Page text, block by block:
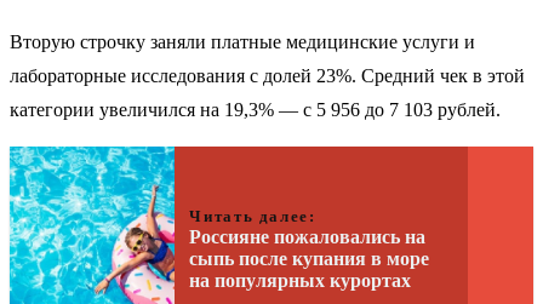
Вторую строчку заняли платные медицинские услуги и
лабораторные исследования с долей 23%. Средний чек в этой
категории увеличился на 19,3% — с 5 956 до 7 103 рублей.
Читать далее:
Россияне пожаловались на
сыпь после купания в море
на популярных курортах